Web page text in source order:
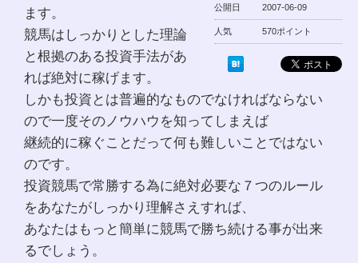
公開日 2007-06-09
人気 570ポイント
ます。
競馬はしっかりとした理論
と根拠のある投資手法があ
れば絶対に稼げます。
しかも投資とは普遍的なものでなければならない
ので一度そのノウハウを知ってしまえば
継続的に稼ぐことだって何も難しいことではない
のです。
投資競馬で常勝する為に絶対必要な７つのルール
をあなたがしっかり理解さえすれば、
あなたはもっと簡単に競馬で勝ち続ける事が出来
るでしょう。